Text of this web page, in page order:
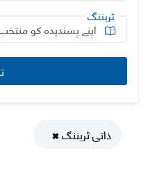
ٹریننگ
ذاتی ٹریننگ✖